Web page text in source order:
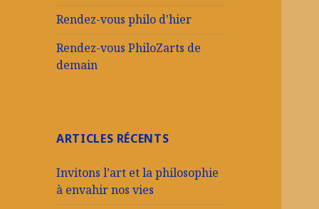
Rendez-vous philo d'hier
Rendez-vous PhiloZarts de
demain
ARTICLES RÉCENTS
Invitons l’art et la philosophie
à envahir nos vies